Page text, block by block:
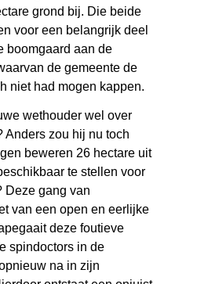
grond bij. Die beide
voor een belangrijk deel
boomgaard aan de
de gemeente de
niet had mogen kappen.
wethouder wel over
Anders zou hij nu toch
beweren 26 hectare uit
te stellen voor
Deze gang van
van een open en eerlijke
deze foutieve
spindoctors in de
na in zijn